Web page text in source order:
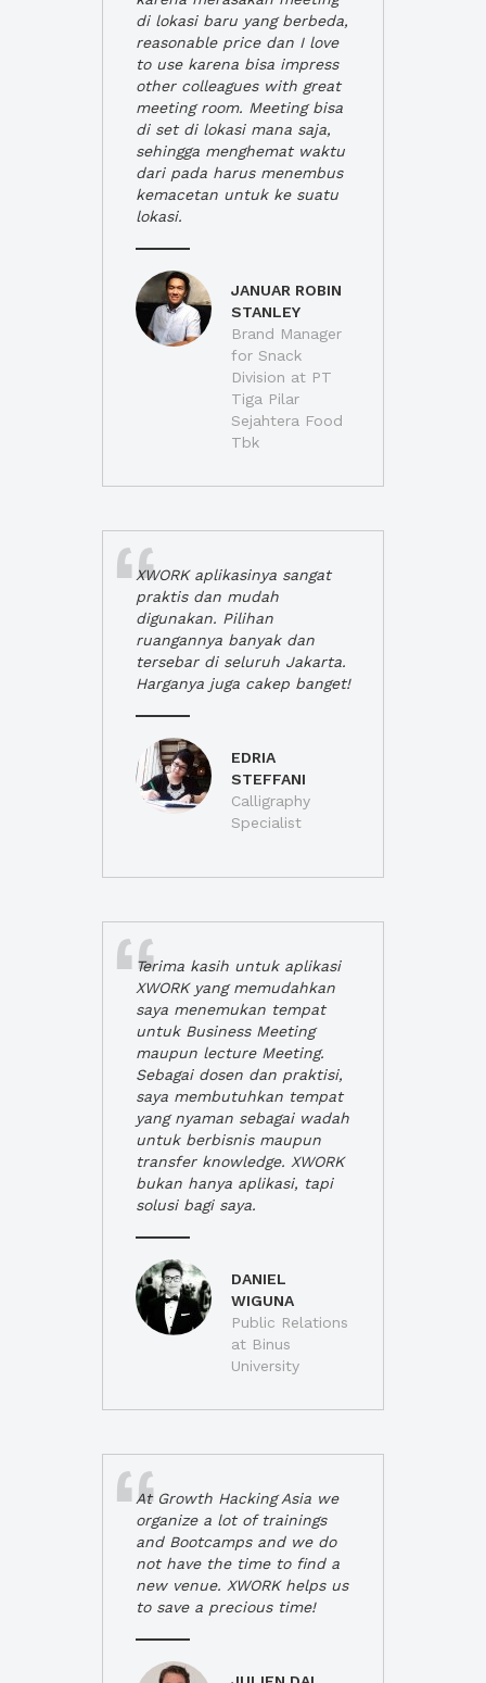
di lokasi baru yang berbeda,
reasonable price dan I love
to use karena bisa impress
other colleagues with great
meeting room. Meeting bisa
di set di lokasi mana saja,
sehingga menghemat waktu
dari pada harus menembus
kemacetan untuk ke suatu
lokasi.
JANUAR ROBIN
STANLEY
Brand Manager
for Snack
Division at PT
Tiga Pilar
Sejahtera Food
Tbk
XWORK aplikasinya sangat
praktis dan mudah
digunakan. Pilihan
ruangannya banyak dan
tersebar di seluruh Jakarta.
Harganya juga cakep banget!
EDRIA
STEFFANI
Calligraphy
Specialist
Terima kasih untuk aplikasi
XWORK yang memudahkan
saya menemukan tempat
untuk Business Meeting
maupun lecture Meeting.
Sebagai dosen dan praktisi,
saya membutuhkan tempat
yang nyaman sebagai wadah
untuk berbisnis maupun
transfer knowledge. XWORK
bukan hanya aplikasi, tapi
solusi bagi saya.
DANIEL
WIGUNA
Public Relations
at Binus
University
At Growth Hacking Asia we
organize a lot of trainings
and Bootcamps and we do
not have the time to find a
new venue. XWORK helps us
to save a precious time!